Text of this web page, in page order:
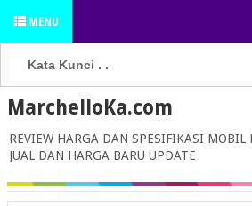
MENU
MarchelloKa.com
REVIEW HARGA DAN SPESIFIKASI
JUAL DAN HARGA BARU UPDATE